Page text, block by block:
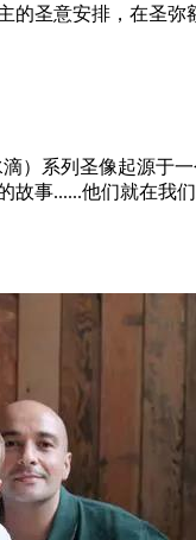
的圣意安排，在圣
滴）系列圣像起源
故事......他们就在我